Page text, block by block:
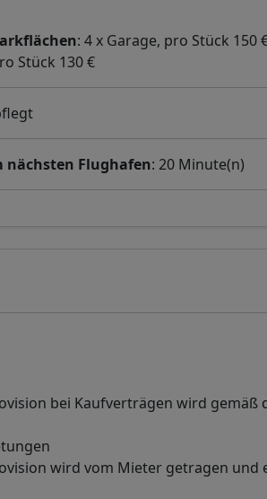
: 4 x Garage, pro Stück 150
Stück 130 €
nächsten Flughafen: 20 Minute(n)
bei Kaufverträgen wird
wird vom Mieter getragen